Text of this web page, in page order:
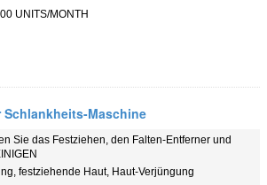
UNITS/MONTH
Maschine
Sie das Festziehen, den Falten-Entferner und
festziehende Haut, Haut-Verjüngung